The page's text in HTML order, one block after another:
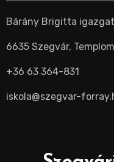
Bárány Brigitta
6635 Szegvár,
+36 63 364-831
iskola@szegvar-